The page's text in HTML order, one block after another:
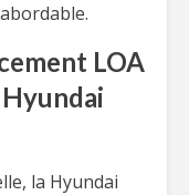
LOA
la Hyundai